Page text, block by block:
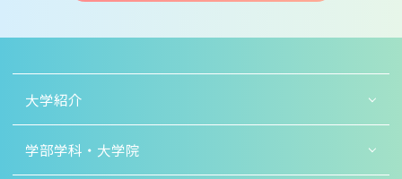
大学紹介
学部学科・大学院